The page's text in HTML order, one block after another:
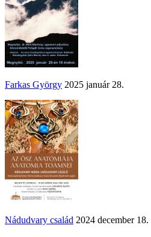
Farkas György 2025 január 28.
Nádudvary család 2024 december 18.